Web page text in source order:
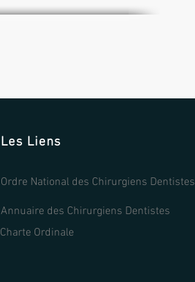
Les Liens
Ordre National des Chirurgiens Dentistes
Annuaire des Chirurgiens Dentistes
Charte Ordinale